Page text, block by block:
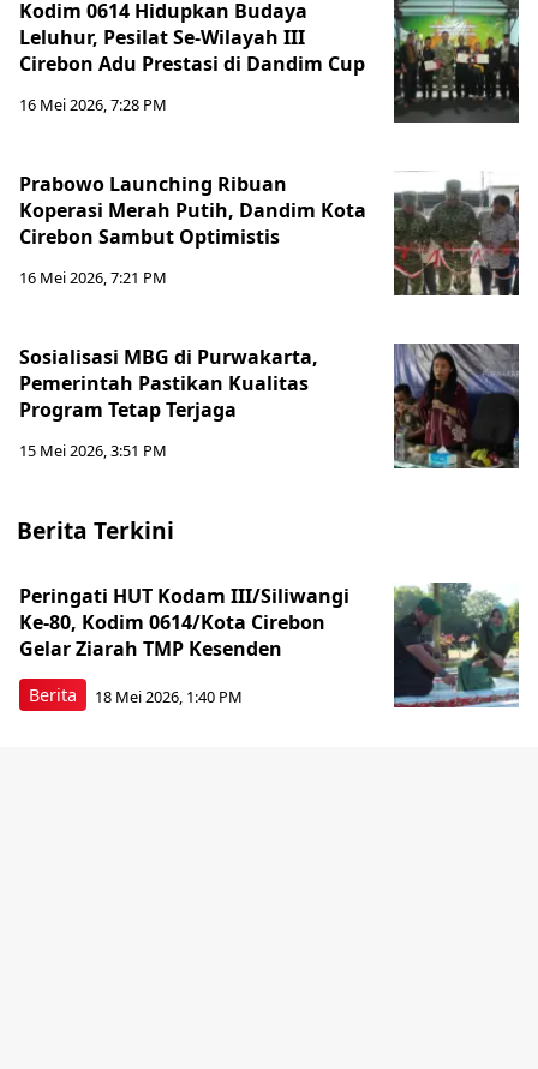
Kodim 0614 Hidupkan Budaya
Leluhur, Pesilat Se-Wilayah III
Cirebon Adu Prestasi di Dandim Cup
16 Mei 2026, 7:28 PM
Prabowo Launching Ribuan
Koperasi Merah Putih, Dandim Kota
Cirebon Sambut Optimistis
16 Mei 2026, 7:21 PM
Sosialisasi MBG di Purwakarta,
Pemerintah Pastikan Kualitas
Program Tetap Terjaga
15 Mei 2026, 3:51 PM
Berita Terkini
Berita
Peringati HUT Kodam III/Siliwangi
Ke-80, Kodim 0614/Kota Cirebon
Gelar Ziarah TMP Kesenden
18 Mei 2026, 1:40 PM